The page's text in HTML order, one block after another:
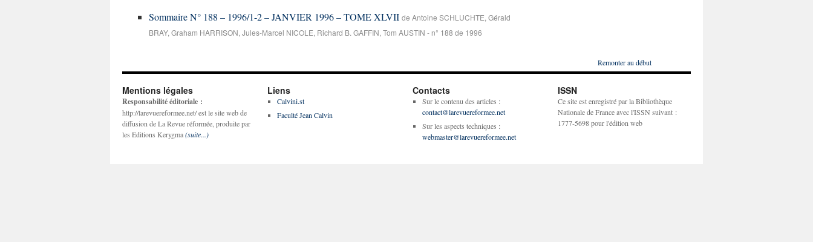
Sommaire N° 188 – 1996/1-2 – JANVIER 1996 – TOME XLVII de Antoine SCHLUCHTE, Gérald
BRAY, Graham HARRISON, Jules-Marcel NICOLE, Richard B. GAFFIN, Tom AUSTIN - n° 188 de 1996
Remonter au début
Mentions légales
Responsabilité éditoriale :
http://larevuereformee.net/ est le site web de
diffusion de La Revue réformée, produite par
les Editions Kerygma(suite...)
Liens
Calvini.st
Faculté Jean Calvin
Contacts
Sur le contenu des articles :
contact@larevuereformee.net
Sur les aspects techniques :
webmaster@larevuereformee.net
ISSN
Ce site est enregistré par la Bibliothèque
Nationale de France avec l'ISSN suivant :
1777-5698 pour l'édition web